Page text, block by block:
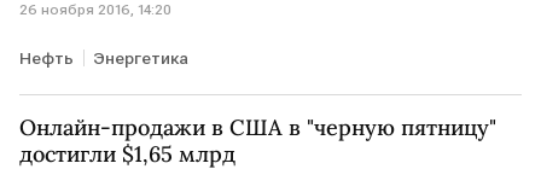
26 ноября 2016, 14:20
Нефть Энергетика
Онлайн-продажи в США в "черную пятницу"
достигли $1,65 млрд